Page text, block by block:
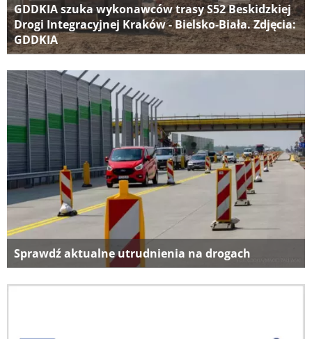
GDDKIA szuka wykonawców trasy S52 Beskidzkiej
Drogi Integracyjnej Kraków - Bielsko-Biała. Zdjęcia:
GDDKIA
Sprawdź aktualne utrudnienia na drogach